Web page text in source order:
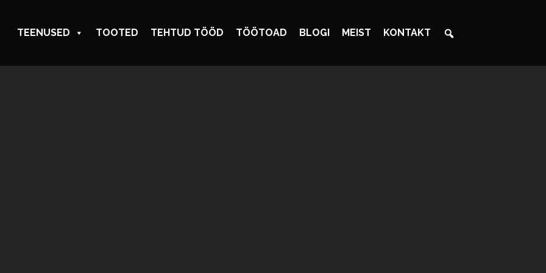
TEENUSED TOOTED TEHTUD TÖÖD TÖÖTOAD BLOGI MEIST KONTAKT